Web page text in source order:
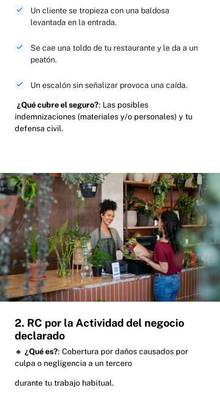
Un cliente se tropieza con una baldosa
levantada en la entrada.
Se cae una toldo de tu restaurante y le da a un
peatón.
Un escalón sin señalizar provoca una caída.
¿Qué cubre el seguro?: Las posibles
indemnizaciones (materiales y/o personales) y tu
defensa civil.
2. RC por la Actividad del negocio
declarado
🔸 ¿Qué es?: Cobertura por daños causados por
culpa o negligencia a un tercero
durante tu trabajo habitual.